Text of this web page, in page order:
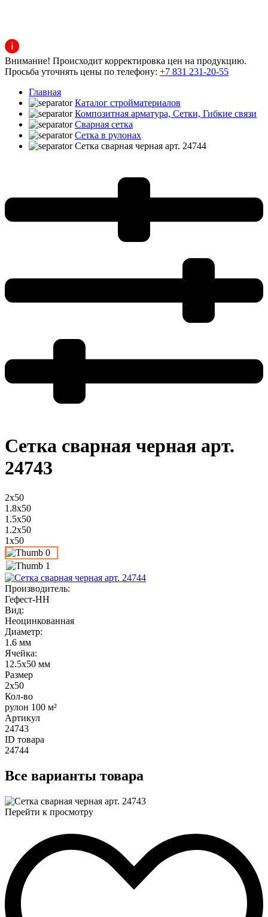
Внимание! Происходит корректировка цен на продукцию.
Просьба уточнять цены по телефону: +7 831 231-20-55
Главная
Каталог стройматериалов
Композитная арматура, Сетки, Гибкие связи
Сварная сетка
Сетка в рулонах
Сетка сварная черная арт. 24744
Сетка сварная черная арт.
24743
2x50
1.8x50
1.5x50
1.2x50
1x50
Производитель:
Гефест-НН
Вид:
Неоцинкованная
Диаметр:
1.6 мм
Ячейка:
12.5x50 мм
Размер
2x50
Кол-во
рулон 100 м²
Артикул
24743
ID товара
24744
Все варианты товара
Перейти к просмотру